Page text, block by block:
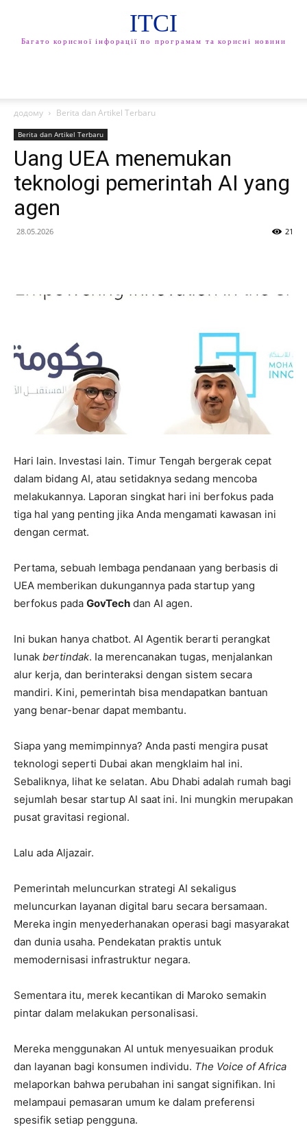
ITCI
Багато корисної інфорації по програмам та корисні новини
додому Berita dan Artikel Terbaru
Berita dan Artikel Terbaru
Uang UEA menemukan
teknologi pemerintah AI yang
agen
28.05.2026 21
Hari lain. Investasi lain. Timur Tengah bergerak cepat
dalam bidang AI, atau setidaknya sedang mencoba
melakukannya. Laporan singkat hari ini berfokus pada
tiga hal yang penting jika Anda mengamati kawasan ini
dengan cermat.
Pertama, sebuah lembaga pendanaan yang berbasis di
UEA memberikan dukungannya pada startup yang
berfokus pada GovTech dan AI agen.
Ini bukan hanya chatbot. AI Agentik berarti perangkat
lunak bertindak. Ia merencanakan tugas, menjalankan
alur kerja, dan berinteraksi dengan sistem secara
mandiri. Kini, pemerintah bisa mendapatkan bantuan
yang benar-benar dapat membantu.
Siapa yang memimpinnya? Anda pasti mengira pusat
teknologi seperti Dubai akan mengklaim hal ini.
Sebaliknya, lihat ke selatan. Abu Dhabi adalah rumah bagi
sejumlah besar startup AI saat ini. Ini mungkin merupakan
pusat gravitasi regional.
Lalu ada Aljazair.
Pemerintah meluncurkan strategi AI sekaligus
meluncurkan layanan digital baru secara bersamaan.
Mereka ingin menyederhanakan operasi bagi masyarakat
dan dunia usaha. Pendekatan praktis untuk
memodernisasi infrastruktur negara.
Sementara itu, merek kecantikan di Maroko semakin
pintar dalam melakukan personalisasi.
Mereka menggunakan AI untuk menyesuaikan produk
dan layanan bagi konsumen individu. The Voice of Africa
melaporkan bahwa perubahan ini sangat signifikan. Ini
melampaui pemasaran umum ke dalam preferensi
spesifik setiap pengguna.